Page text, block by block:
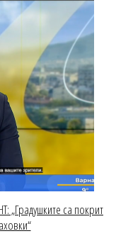
„Градушките са покрит